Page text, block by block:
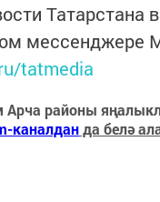
Татарстана в
мессенджере
tatmedia
Арча районы
каналданда белә